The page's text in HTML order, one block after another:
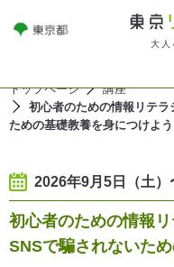
大人
トップページ
講座
初心者のための情報リテ
ための基礎教養を身につけよう
2026年9月5日（土）
初心者のための情報
SNSで騙されないた